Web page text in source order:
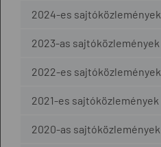
2024-es sajtóközlemények
2023-as sajtóközlemények
2022-es sajtóközlemények
2021-es sajtóközlemények
2020-as sajtóközlemények